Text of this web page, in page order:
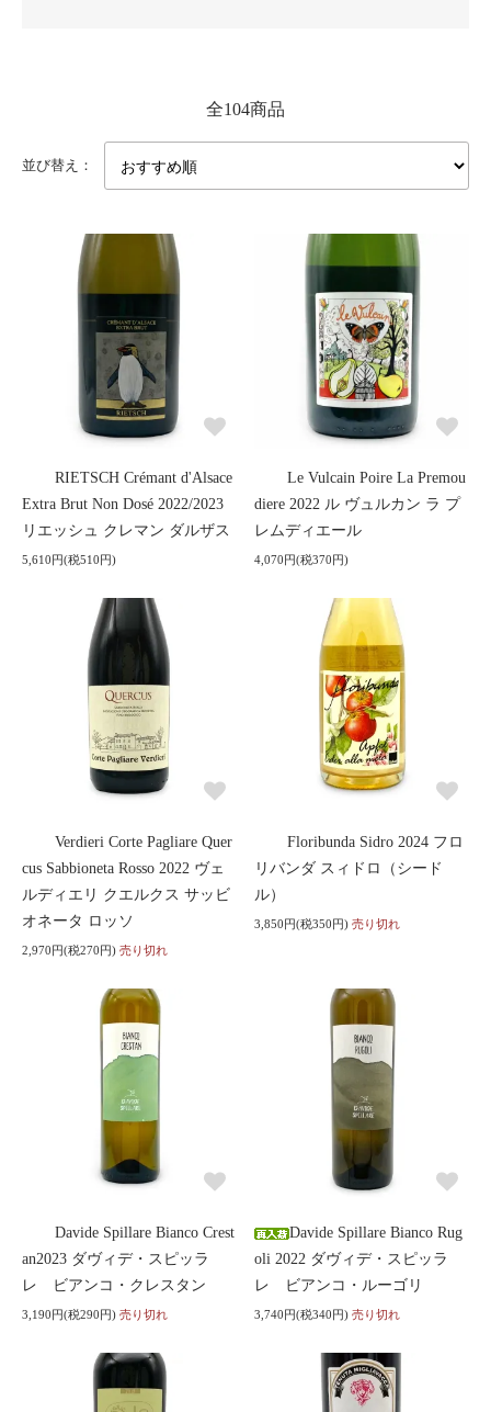
全104商品
並び替え：
RIETSCH Crémant d'Alsace
Extra Brut Non Dosé 2022/2023
リエッシュ クレマン ダルザス
5,610円(税510円)
Le Vulcain Poire La Premou
diere 2022 ル ヴュルカン ラ プ
レムディエール
4,070円(税370円)
Verdieri Corte Pagliare Quer
cus Sabbioneta Rosso 2022 ヴェ
ルディエリ クエルクス サッビ
オネータ ロッソ
2,970円(税270円) 売り切れ
Floribunda Sidro 2024 フロ
リバンダ スィドロ（シード
ル）
3,850円(税350円) 売り切れ
Davide Spillare Bianco Crest
an2023 ダヴィデ・スピッラ
レ ビアンコ・クレスタン
3,190円(税290円) 売り切れ
Davide Spillare Bianco Rug
oli 2022 ダヴィデ・スピッラ
レ ビアンコ・ルーゴリ
3,740円(税340円) 売り切れ